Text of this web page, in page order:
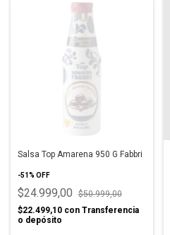
Salsa Top Amarena 950 G Fabbri
-51% OFF
$24.999,00
$50.999,00
$22.499,10 con Transferencia
o depósito